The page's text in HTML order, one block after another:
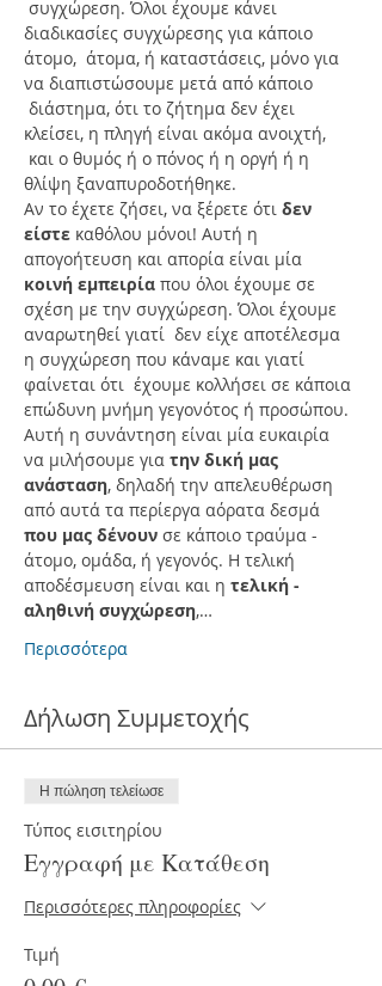
συγχώρεση. Όλοι έχουμε κάνει
διαδικασίες συγχώρεσης για κάποιο
άτομο,  άτομα, ή καταστάσεις, μόνο για
να διαπιστώσουμε μετά από κάποιο
διάστημα, ότι το ζήτημα δεν έχει
κλείσει, η πληγή είναι ακόμα ανοιχτή,
και ο θυμός ή ο πόνος ή η οργή ή η
θλίψη ξαναπυροδοτήθηκε.
Αν το έχετε ζήσει, να ξέρετε ότι δεν
είστε καθόλου μόνοι! Αυτή η
απογοήτευση και απορία είναι μία
κοινή εμπειρία που όλοι έχουμε σε
σχέση με την συγχώρεση. Όλοι έχουμε
αναρωτηθεί γιατί  δεν είχε αποτέλεσμα
η συγχώρεση που κάναμε και γιατί
φαίνεται ότι  έχουμε κολλήσει σε κάποια
επώδυνη μνήμη γεγονότος ή προσώπου.
Αυτή η συνάντηση είναι μία ευκαιρία
να μιλήσουμε για την δική μας
ανάσταση, δηλαδή την απελευθέρωση
από αυτά τα περίεργα αόρατα δεσμά
που μας δένουν σε κάποιο τραύμα -
άτομο, ομάδα, ή γεγονός. Η τελική
αποδέσμευση είναι και η τελική -
αληθινή συγχώρεση,…
Περισσότερα
Δήλωση Συμμετοχής
Η πώληση τελείωσε
Τύπος εισιτηρίου
Εγγραφή με Κατάθεση
Περισσότερες πληροφορίες
Τιμή